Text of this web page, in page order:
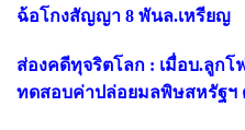
ฉ้อโกงสัญญา 8 พันล.เหรียญ
ส่องคดีทุจริตโลก : เมื่อบ.ลูกโ
ทดสอบค่าปล่อยมลพิษสหรัฐฯ